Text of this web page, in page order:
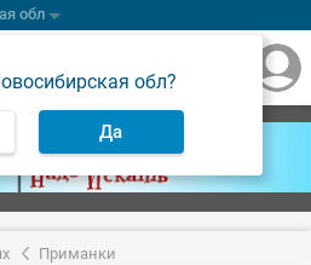
обл
обл?
Да
Приманки